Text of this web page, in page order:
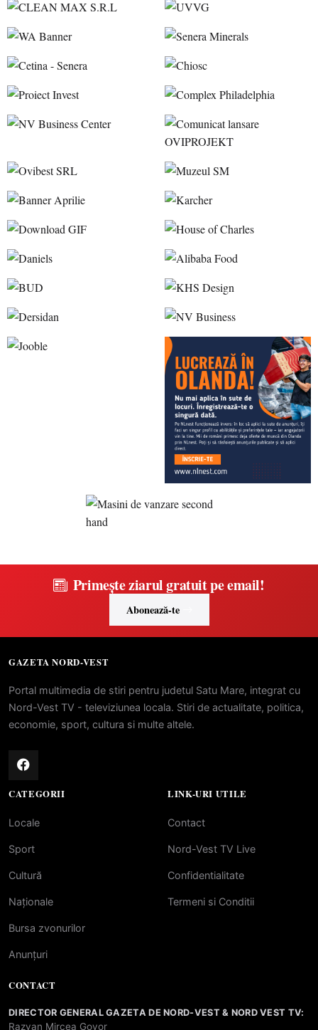
Primește ziarul gratuit pe email!
Abonează-te
GAZETA NORD-VEST
Portal multimedia de stiri pentru judetul Satu Mare, integrat cu
Nord-Vest TV - televiziunea locala. Stiri de actualitate, politica,
economie, sport, cultura si multe altele.
CATEGORII
Locale
Sport
Cultură
Naționale
Bursa zvonurilor
Anunțuri
LINK-URI UTILE
Contact
Nord-Vest TV Live
Confidentialitate
Termeni si Conditii
CONTACT
DIRECTOR GENERAL GAZETA DE NORD-VEST & NORD VEST TV:
Razvan Mircea Govor